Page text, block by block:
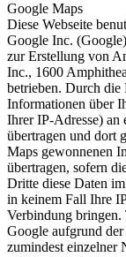
Google Maps
Diese Webseite
Google Inc.
zur Erstellung von
Inc., 1600
betrieben. Durch
Informationen über
Ihrer IP-Adresse)
übertragen und dort
Maps gewonnenen
übertragen, sofern
Dritte diese Daten
in keinem Fall Ihre
Verbindung bringen.
Google aufgrund
zumindest einzelner